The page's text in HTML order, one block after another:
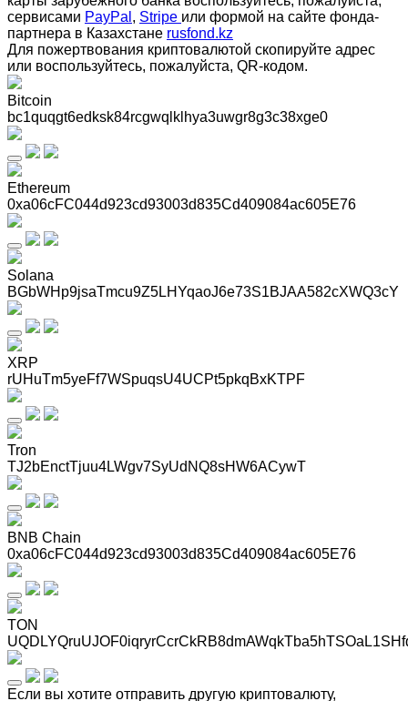
сервисами PayPal , Stripe или формой на сайте фонда-
партнера в Казахстане rusfond.kz
Для пожертвования криптовалютой скопируйте адрес
или воспользуйтесь, пожалуйста, QR-кодом.
Bitcoin
bc1quqgt6edksk84rcgwqlklhya3uwgr8g3c38xge0
Ethereum
0xa06cFC044d923cd93003d835Cd409084ac605E76
Solana
BGbWHp9jsaTmcu9Z5LHYqaoJ6e73S1BJAA582cXWQ3cY
XRP
rUHuTm5yeFf7WSpuqsU4UCPt5pkqBxKTPF
Tron
TJ2bEnctTjuu4LWgv7SyUdNQ8sHW6ACywT
BNB Chain
0xa06cFC044d923cd93003d835Cd409084ac605E76
TON
Если вы хотите отправить другую криптовалюту,